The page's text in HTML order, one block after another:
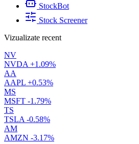
StockBot
Stock Screener
Vizualizate recent
NV
NVDA +1.09%
AA
AAPL +0.53%
MS
MSFT -1.79%
TS
TSLA -0.58%
AM
AMZN -3.17%